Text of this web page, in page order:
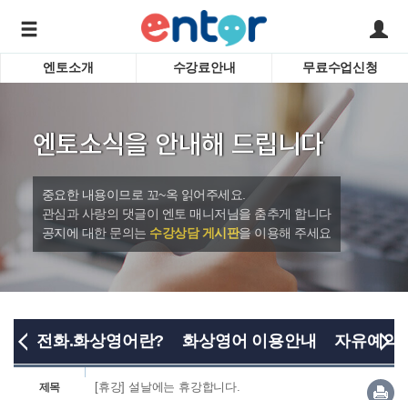
바로가기
서비스안내
강사소개
회사소개
어린이
시험영
수업교
엔토소개 수강료안내 무료수업신청
엔토소식을 안내해 드립니다
중요한 내용이므로 꼬~옥 읽어주세요.
관심과 사랑의 댓글이 엔토 매니저님을 춤추게 합니다
공지에 대한 문의는 수강상담 게시판을 이용해 주세요
전화.화상영어란? 화상영어 이용안내 자유예약
제목 [휴강] 설날에는 휴강합니다.